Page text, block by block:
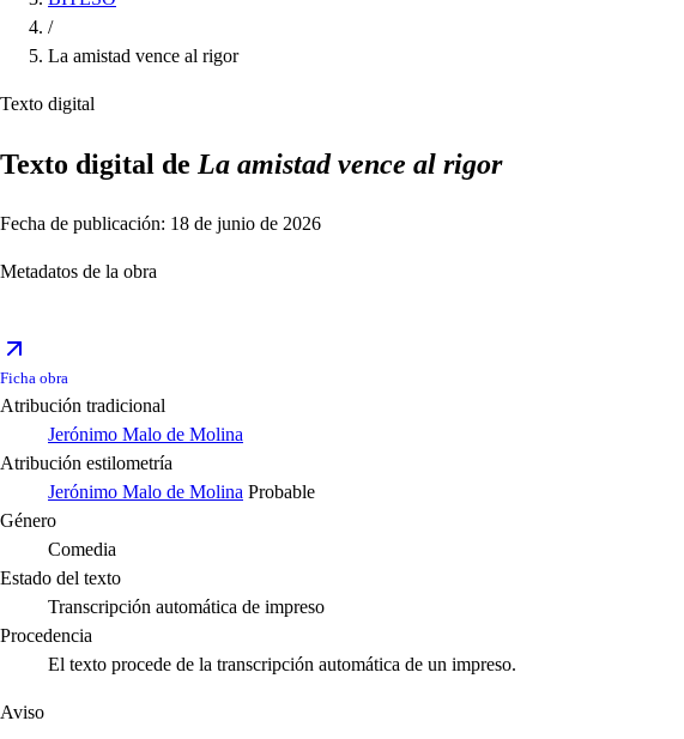
/
La amistad vence al rigor
Texto digital
Texto digital de La amistad vence al rigor
Fecha de publicación: 18 de junio de 2026
Metadatos de la obra
Ficha obra
Atribución tradicional
Jerónimo Malo de Molina
Atribución estilometría
Jerónimo Malo de Molina Probable
Género
Comedia
Estado del texto
Transcripción automática de impreso
Procedencia
El texto procede de la transcripción automática de un impreso.
Aviso